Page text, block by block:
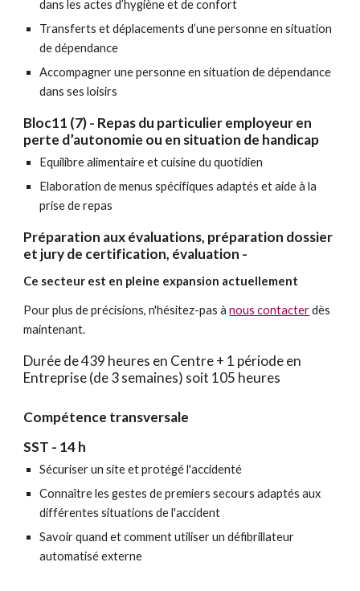
dans les actes d’hygiène et de confort
Transferts et déplacements d’une personne en situation
de dépendance
Accompagner une personne en situation de dépendance
dans ses loisirs
Bloc11 (7) - Repas du particulier employeur en
perte d’autonomie ou en situation de handicap
Equilibre alimentaire et cuisine du quotidien
Elaboration de menus spécifiques adaptés et aide à la
prise de repas
Préparation aux évaluations, préparation dossier
et jury de certification, évaluation -
Ce secteur est en pleine expansion actuellement
Pour plus de précisions, n'hésitez-pas ànous contacterdès
maintenant.
Durée de 439 heures en Centre + 1 période en
Entreprise (de3semaines) soit 105 heures
Compétence transversale
SST - 14 h
Sécuriser un site et protégé l'accidenté
Connaître les gestes de premiers secours adaptés aux
différentes situations de l'accident
Savoir quand et comment utiliser un défibrillateur
automatisé externe